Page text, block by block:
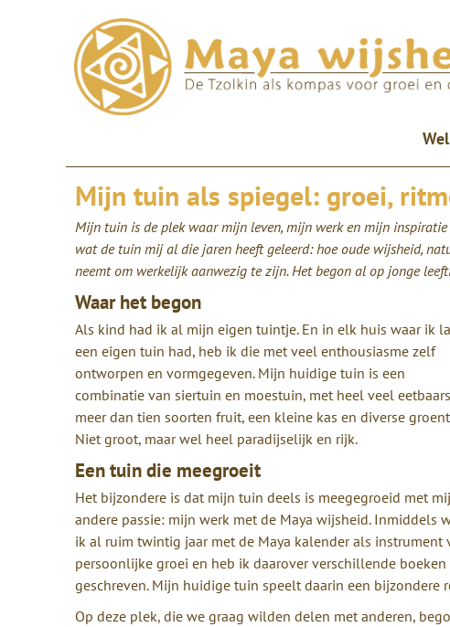
Mijn tuin als spiegel: groei,
Mijn tuin is de plek waar mijn leven, mijn werk en mijn inspiratie
wat de tuin mij al die jaren heeft geleerd: hoe oude wijsheid,
neemt om werkelijk aanwezig te zijn. Het begon al op jonge
Waar het begon
Als kind had ik al mijn eigen tuintje. En in elk huis waar ik
een eigen tuin had, heb ik die met veel enthousiasme zelf
ontworpen en vormgegeven. Mijn huidige tuin is een
combinatie van siertuin en moestuin, met heel veel
meer dan tien soorten fruit, een kleine kas en diverse
Niet groot, maar wel heel paradijselijk en rijk.
Een tuin die meegroeit
Het bijzondere is dat mijn tuin deels is meegegroeid met
andere passie: mijn werk met de Maya wijsheid. Inmiddels
ik al ruim twintig jaar met de Maya kalender als instrument
persoonlijke groei en heb ik daarover verschillende boeken
geschreven. Mijn huidige tuin speelt daarin een bijzondere
Op deze plek, die we graag wilden delen met anderen,